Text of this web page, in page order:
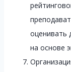
оценивать
на основе